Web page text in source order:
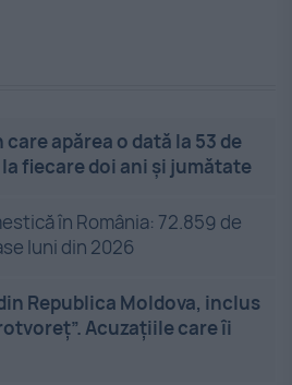
apărea o dată la 53 de
fiecare doi ani și jumătate
în România: 72.859 de
luni din 2026
Republica Moldova, inclus
Acuzațiile care îi